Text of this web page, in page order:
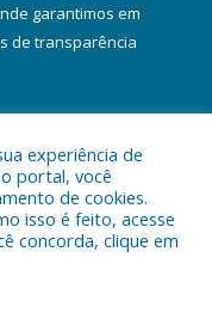
garantimos em
de transparência
Municipal de Colares.
experiência de
portal, você
de cookies.
isso é feito, acesse
concorda, clique em